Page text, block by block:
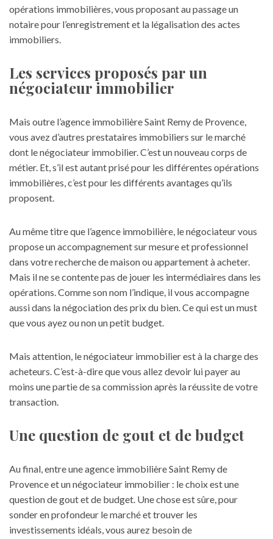
opérations immobilières, vous proposant au passage un
notaire pour l’enregistrement et la légalisation des actes
immobiliers.
Les services proposés par un
négociateur immobilier
Mais outre l’agence immobilière Saint Remy de Provence,
vous avez d’autres prestataires immobiliers sur le marché
dont le négociateur immobilier. C’est un nouveau corps de
métier. Et, s’il est autant prisé pour les différentes opérations
immobilières, c’est pour les différents avantages qu’ils
proposent.
Au même titre que l’agence immobilière, le négociateur vous
propose un accompagnement sur mesure et professionnel
dans votre recherche de maison ou appartement à acheter.
Mais il ne se contente pas de jouer les intermédiaires dans les
opérations. Comme son nom l’indique, il vous accompagne
aussi dans la négociation des prix du bien. Ce qui est un must
que vous ayez ou non un petit budget.
Mais attention, le négociateur immobilier est à la charge des
acheteurs. C’est-à-dire que vous allez devoir lui payer au
moins une partie de sa commission après la réussite de votre
transaction.
Une question de gout et de budget
Au final, entre une agence immobilière Saint Remy de
Provence et un négociateur immobilier : le choix est une
question de gout et de budget. Une chose est sûre, pour
sonder en profondeur le marché et trouver les
investissements idéals, vous aurez besoin de